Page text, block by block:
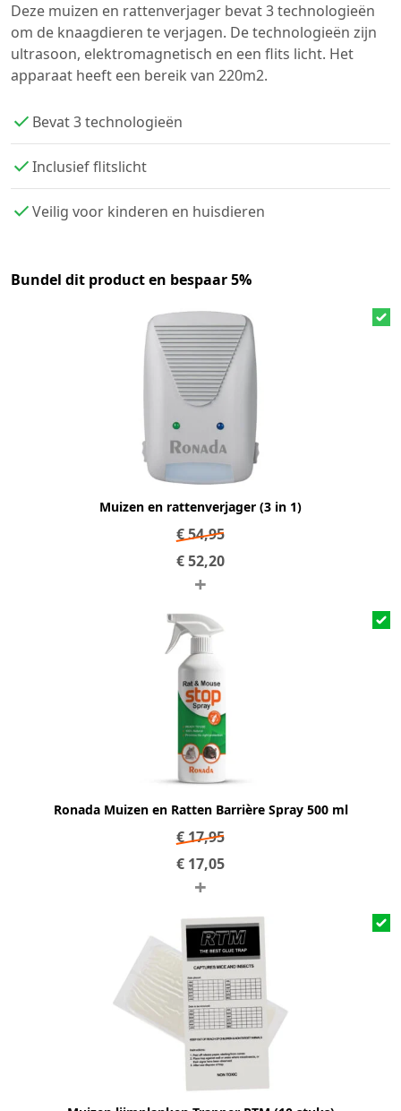
Deze muizen en rattenverjager bevat 3 technologieën
om de knaagdieren te verjagen. De technologieën zijn
ultrasoon, elektromagnetisch en een flits licht. Het
apparaat heeft een bereik van 220m2.
Bevat 3 technologieën
Inclusief flitslicht
Veilig voor kinderen en huisdieren
Bundel dit product en bespaar 5%
Muizen en rattenverjager (3 in 1)
€54,95
€52,20
+
Ronada Muizen en Ratten Barrière Spray 500 ml
€17,95
€ 17,05
+